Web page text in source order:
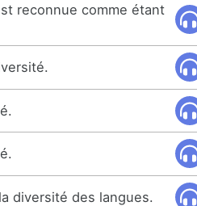
reconnue comme étant
diversité des langues.